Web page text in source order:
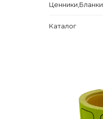
Ценники,Бланки
Каталог